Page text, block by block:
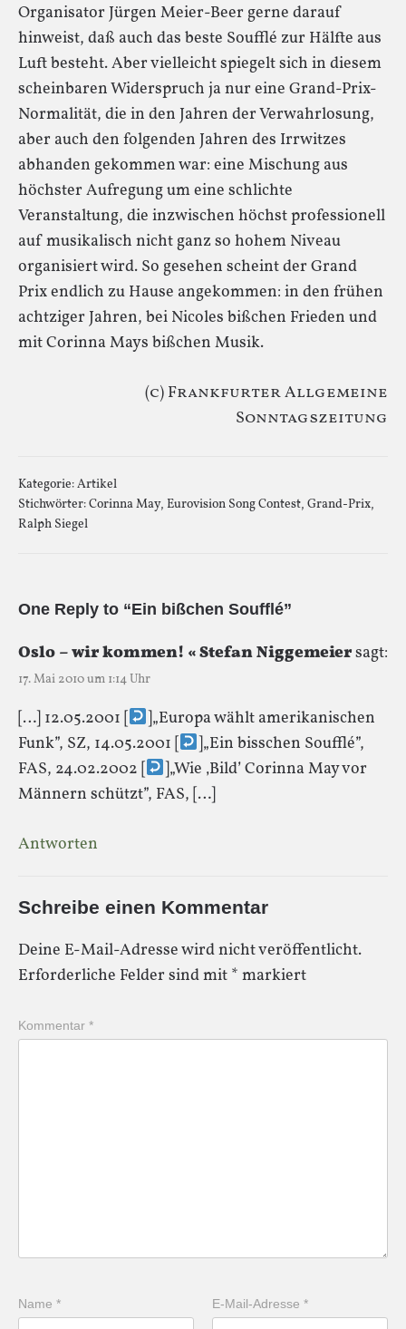
Organisator Jürgen Meier-Beer gerne darauf
hinweist, daß auch das beste Soufflé zur Hälfte aus
Luft besteht. Aber vielleicht spiegelt sich in diesem
scheinbaren Widerspruch ja nur eine Grand-Prix-
Normalität, die in den Jahren der Verwahrlosung,
aber auch den folgenden Jahren des Irrwitzes
abhanden gekommen war: eine Mischung aus
höchster Aufregung um eine schlichte
Veranstaltung, die inzwischen höchst professionell
auf musikalisch nicht ganz so hohem Niveau
organisiert wird. So gesehen scheint der Grand
Prix endlich zu Hause angekommen: in den frühen
achtziger Jahren, bei Nicoles bißchen Frieden und
mit Corinna Mays bißchen Musik.
(c) Frankfurter Allgemeine
Sonntagszeitung
Kategorie:Artikel
Stichwörter:Corinna May, Eurovision Song Contest, Grand-Prix,
Ralph Siegel
One Reply to “Ein bißchen Soufflé”
Oslo – wir kommen! « Stefan Niggemeiersagt:
17. Mai 2010 um 1:14 Uhr
[…] 12.05.2001 [
]„Europa wählt amerikanischen
Funk”, SZ, 14.05.2001 [
]„Ein bisschen Soufflé”,
FAS, 24.02.2002 [
]„Wie ‚Bild’ Corinna May vor
Männern schützt”, FAS, […]
Antworten
Schreibe einen Kommentar
Deine E-Mail-Adresse wird nicht veröffentlicht.
Erforderliche Felder sind mit * markiert
Kommentar *
Name * E-Mail-Adresse*